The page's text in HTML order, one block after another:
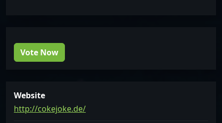
Vote Now
Website
http://cokejoke.de/